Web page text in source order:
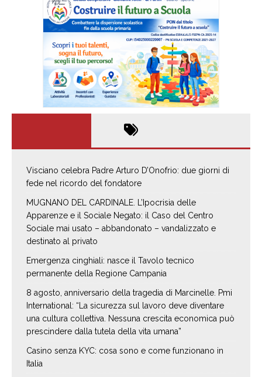
Visciano celebra Padre Arturo D’Onofrio: due giorni di
fede nel ricordo del fondatore
MUGNANO DEL CARDINALE. L’Ipocrisia delle
Apparenze e il Sociale Negato: il Caso del Centro
Sociale mai usato – abbandonato – vandalizzato e
destinato al privato
Emergenza cinghiali: nasce il Tavolo tecnico
permanente della Regione Campania
8 agosto, anniversario della tragedia di Marcinelle. Pmi
International: “La sicurezza sul lavoro deve diventare
una cultura collettiva. Nessuna crescita economica può
prescindere dalla tutela della vita umana”
Casino senza KYC: cosa sono e come funzionano in
Italia